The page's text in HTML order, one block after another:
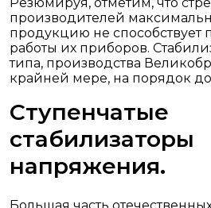
производителей
продукцию не способствует
работы их приборов.
типа, производства
крайней мере, на порядок
Ступенчатые
стабилизаторы
напряжения.